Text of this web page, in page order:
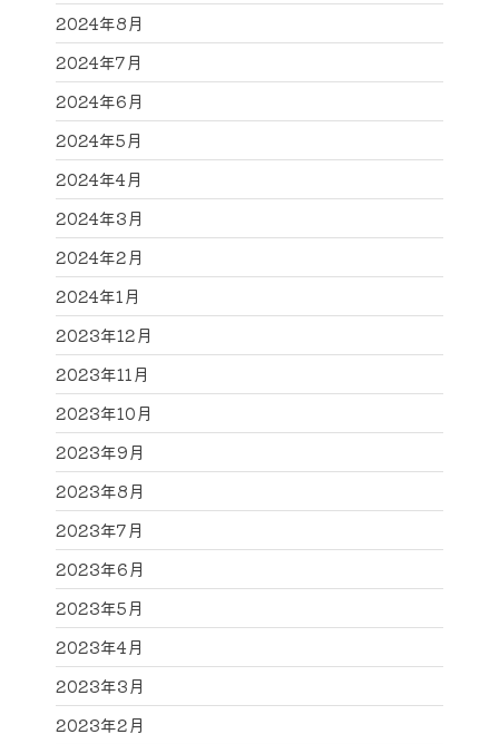
2024年8月
2024年7月
2024年6月
2024年5月
2024年4月
2024年3月
2024年2月
2024年1月
2023年12月
2023年11月
2023年10月
2023年9月
2023年8月
2023年7月
2023年6月
2023年5月
2023年4月
2023年3月
2023年2月